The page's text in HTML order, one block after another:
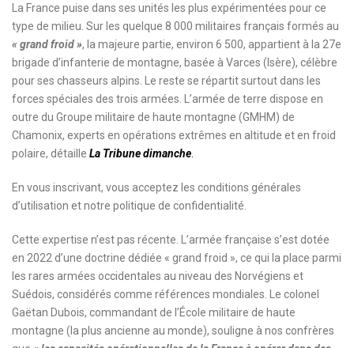
La France puise dans ses unités les plus expérimentées pour ce
type de milieu. Sur les quelque 8 000 militaires français formés au
« grand froid », la majeure partie, environ 6 500, appartient à la 27e
brigade d’infanterie de montagne, basée à Varces (Isère), célèbre
pour ses chasseurs alpins. Le reste se répartit surtout dans les
forces spéciales des trois armées. L’armée de terre dispose en
outre du Groupe militaire de haute montagne (GMHM) de
Chamonix, experts en opérations extrêmes en altitude et en froid
polaire, détaille La Tribune dimanche
En vous inscrivant, vous acceptez les conditions générales
d’utilisation et notre politique de confidentialité.
Cette expertise n’est pas récente. L’armée française s’est dotée
en 2022 d’une doctrine dédiée « grand froid », ce qui la place parmi
les rares armées occidentales au niveau des Norvégiens et
Suédois, considérés comme références mondiales. Le colonel
Gaëtan Dubois, commandant de l’École militaire de haute
montagne (la plus ancienne au monde), souligne à nos confrères